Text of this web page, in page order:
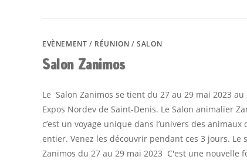
EVÈNEMENT / RÉUNION /SALON
Salon Zanimos
Le Salon Zanimos se tient du 27 au 29 mai 2023 au
Expos Nordev de Saint-Denis. Le Salon animalier
c’est un voyage unique dans l’univers des animaux
entier. Venez les découvrir pendant ces 3 jours. Le
Zanimos du 27 au 29 mai 2023 C'est une nouvelle